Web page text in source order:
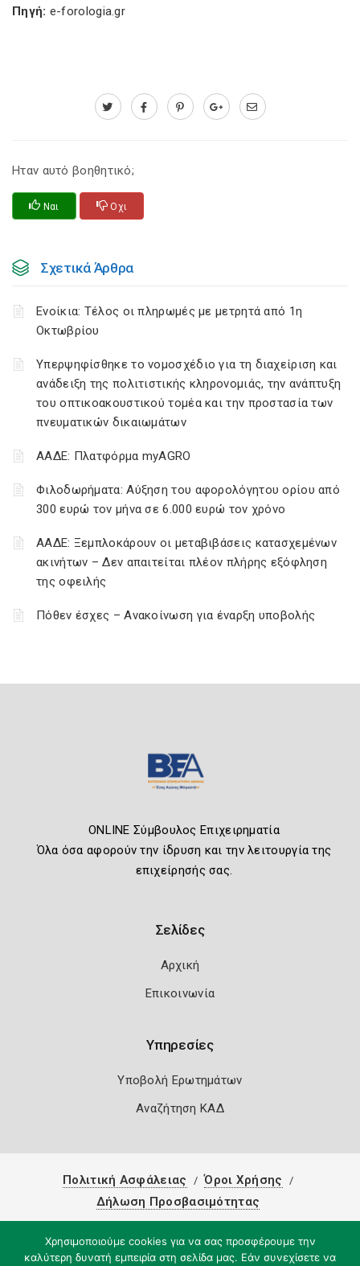
Πηγή: e-forologia.gr
Ηταν αυτό βοηθητικό;
Ναι Οχι
Σχετικά Άρθρα
Ενοίκια: Τέλος οι πληρωμές με μετρητά από 1η
Οκτωβρίου
Υπερψηφίσθηκε το νομοσχέδιο για τη διαχείριση και
ανάδειξη της πολιτιστικής κληρονομιάς, την ανάπτυξη
του οπτικοακουστικού τομέα και την προστασία των
πνευματικών δικαιωμάτων
ΑΑΔΕ: Πλατφόρμα myAGRO
Φιλοδωρήματα: Αύξηση του αφορολόγητου ορίου από
300 ευρώ τον μήνα σε 6.000 ευρώ τον χρόνο
ΑΑΔΕ: Ξεμπλοκάρουν οι μεταβιβάσεις κατασχεμένων
ακινήτων – Δεν απαιτείται πλέον πλήρης εξόφληση
της οφειλής
Πόθεν έσχες – Ανακοίνωση για έναρξη υποβολής
ONLINE Σύμβουλος Επιχειρηματία
Όλα όσα αφορούν την ίδρυση και την λειτουργία της
επιχείρησής σας.
Σελίδες
Αρχική
Επικοινωνία
Υπηρεσίες
Υποβολή Ερωτημάτων
Αναζήτηση ΚΑΔ
Πολιτική Ασφάλειας
Όροι Χρήσης
Δήλωση Προσβασιμότητας
Χρησιμοποιούμε cookies για να σας προσφέρουμε την
καλύτερη δυνατή εμπειρία στη σελίδα μας. Εάν συνεχίσετε να